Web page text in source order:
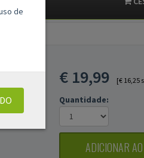
€ 19,99 [€ 16,25
Quantidade:
ADICIONAR
de